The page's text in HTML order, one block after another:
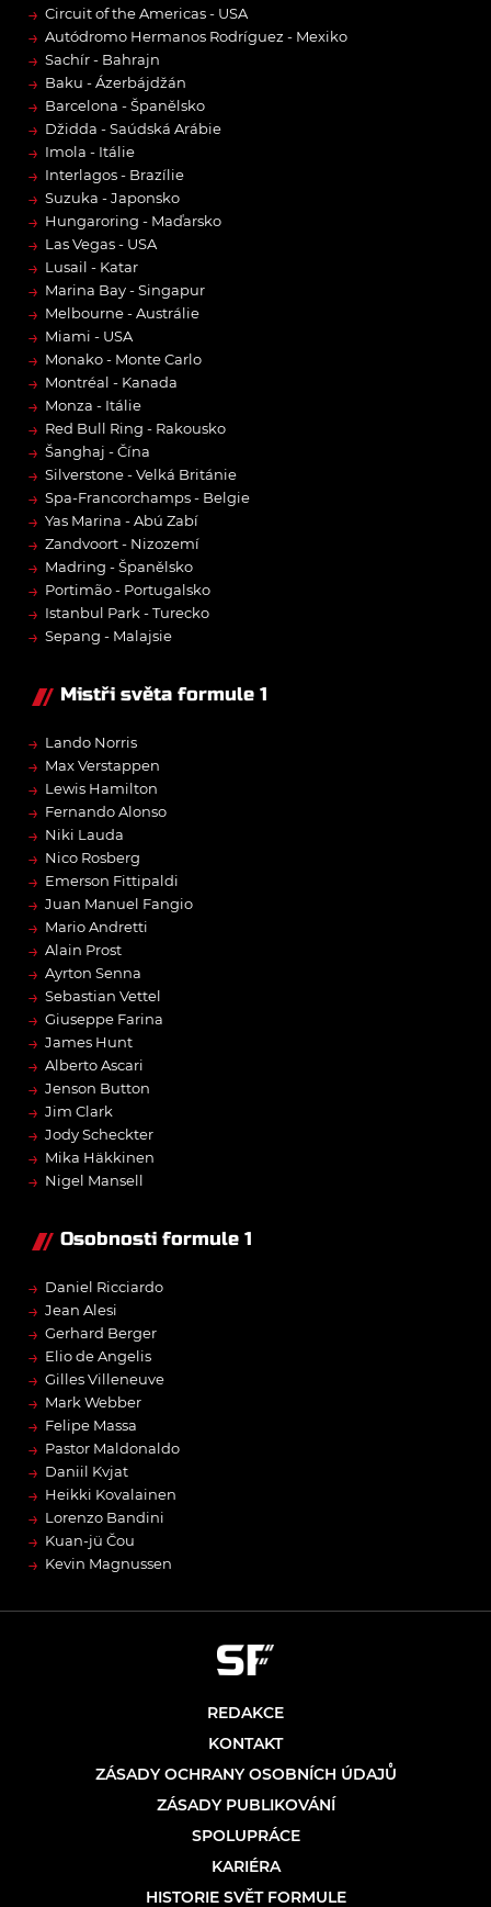
→ Circuit of the Americas - USA
→ Autódromo Hermanos Rodríguez - Mexiko
→ Sachír - Bahrajn
→ Baku - Ázerbájdžán
→ Barcelona - Španělsko
→ Džidda - Saúdská Arábie
→ Imola - Itálie
→ Interlagos - Brazílie
→ Suzuka - Japonsko
→ Hungaroring - Maďarsko
→ Las Vegas - USA
→ Lusail - Katar
→ Marina Bay - Singapur
→ Melbourne - Austrálie
→ Miami - USA
→ Monako - Monte Carlo
→ Montréal - Kanada
→ Monza - Itálie
→ Red Bull Ring - Rakousko
→ Šanghaj - Čína
→ Silverstone - Velká Británie
→ Spa-Francorchamps - Belgie
→ Yas Marina - Abú Zabí
→ Zandvoort - Nizozemí
→ Madring - Španělsko
→ Portimão - Portugalsko
→ Istanbul Park - Turecko
→ Sepang - Malajsie
Mistři světa formule 1
→ Lando Norris
→ Max Verstappen
→ Lewis Hamilton
→ Fernando Alonso
→ Niki Lauda
→ Nico Rosberg
→ Emerson Fittipaldi
→ Juan Manuel Fangio
→ Mario Andretti
→ Alain Prost
→ Ayrton Senna
→ Sebastian Vettel
→ Giuseppe Farina
→ James Hunt
→ Alberto Ascari
→ Jenson Button
→ Jim Clark
→ Jody Scheckter
→ Mika Häkkinen
→ Nigel Mansell
Osobnosti formule 1
→ Daniel Ricciardo
→ Jean Alesi
→ Gerhard Berger
→ Elio de Angelis
→ Gilles Villeneuve
→ Mark Webber
→ Felipe Massa
→ Pastor Maldonaldo
→ Daniil Kvjat
→ Heikki Kovalainen
→ Lorenzo Bandini
→ Kuan-jü Čou
→ Kevin Magnussen
REDAKCE
KONTAKT
ZÁSADY OCHRANY OSOBNÍCH ÚDAJŮ
ZÁSADY PUBLIKOVÁNÍ
SPOLUPRÁCE
KARIÉRA
HISTORIE SVĚT FORMULE